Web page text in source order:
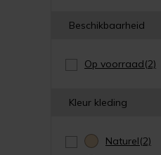
Beschikbaarheid
Op voorraad(2)
Kleur kleding
Naturel(2)